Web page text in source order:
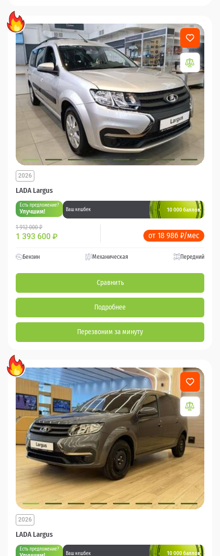
LADA Largus
2026
Есть предложение?
Улучшим! Ваш кешбек 10 000 баллов
1 912 000 ₽
1 393 600 ₽ от 18 986 ₽/мес
Бензин Механическая Передний
Сравнить
Подробнее
Перезвоним за минуту
LADA Largus
2026
Есть предложение?
Ваш кешбек 10 000 баллов